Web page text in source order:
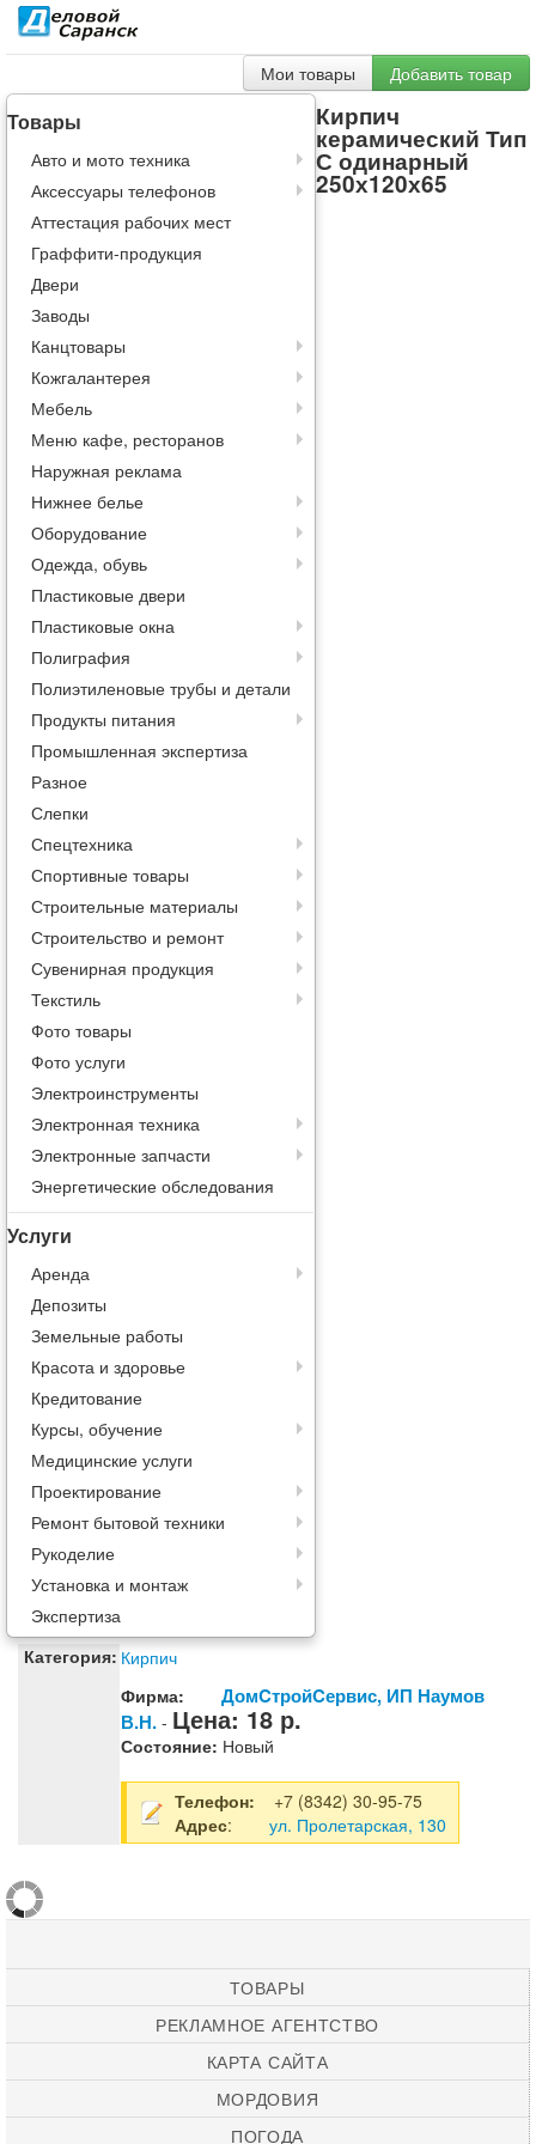
Мои товары Добавить товар
Товары
Авто и мото техника
Аксессуары телефонов
Аттестация рабочих мест
Граффити-продукция
Двери
Заводы
Канцтовары
Кожгалантерея
Мебель
Меню кафе, ресторанов
Наружная реклама
Нижнее белье
Оборудование
Одежда, обувь
Пластиковые двери
Пластиковые окна
Полиграфия
Полиэтиленовые трубы и детали
Продукты питания
Промышленная экспертиза
Разное
Слепки
Спецтехника
Спортивные товары
Строительные материалы
Строительство и ремонт
Сувенирная продукция
Текстиль
Фото товары
Фото услуги
Электроинструменты
Электронная техника
Электронные запчасти
Энергетические обследования
Услуги
Аренда
Депозиты
Земельные работы
Красота и здоровье
Кредитование
Курсы, обучение
Медицинские услуги
Проектирование
Ремонт бытовой техники
Рукоделие
Установка и монтаж
Экспертиза
Кирпич
керамический Тип
С одинарный
250х120х65
Категория: Кирпич
Фирма:
ДомCтройCервис, ИП Наумов
В.Н. - Цена: 18 р.
Состояние: Новый
Телефон:
+7 (8342) 30-95-75
Адрес: ул. Пролетарская, 130
ТОВАРЫ
РЕКЛАМНОЕ АГЕНТСТВО
КАРТА САЙТА
МОРДОВИЯ
ПОГОДА